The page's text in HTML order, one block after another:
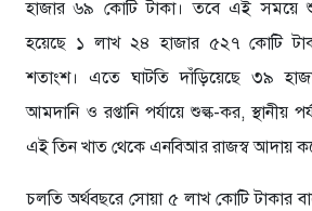
হাজার ৬৯ কোটি টাকা। তবে এই সময়ে
হয়েছে ১ লাখ ২৪ হাজার ৫২৭ কোটি
শতাংশ। এতে ঘাটতি দাঁড়িয়েছে ৩৯
আমদানি ও রপ্তানি পর্যায়ে শুল্ক-কর,
এই তিন খাত থেকে এনবিআর রাজস্ব আদায়
চলতি অর্থবছরে সোয়া ৫ লাখ কোটি টাকার